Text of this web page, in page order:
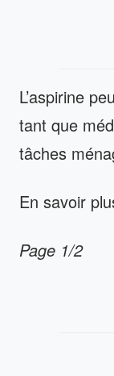
L’aspirine
tant que
tâches
En savoir
Page 1/2